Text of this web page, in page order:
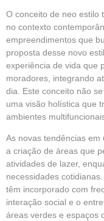
O conceito de neo estilo
no contexto
empreendimentos que
proposta desse novo
experiência de vida que
moradores, integrando
dia. Este conceito não
uma visão holística que
ambientes
As novas tendências
a criação de áreas que
atividades de lazer,
necessidades
têm incorporado com
interação social e o
áreas verdes e espaços